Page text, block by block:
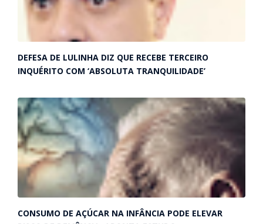
DEFESA DE LULINHA DIZ QUE RECEBE TERCEIRO
INQUÉRITO COM ‘ABSOLUTA TRANQUILIDADE’
CONSUMO DE AÇÚCAR NA INFÂNCIA PODE ELEVAR